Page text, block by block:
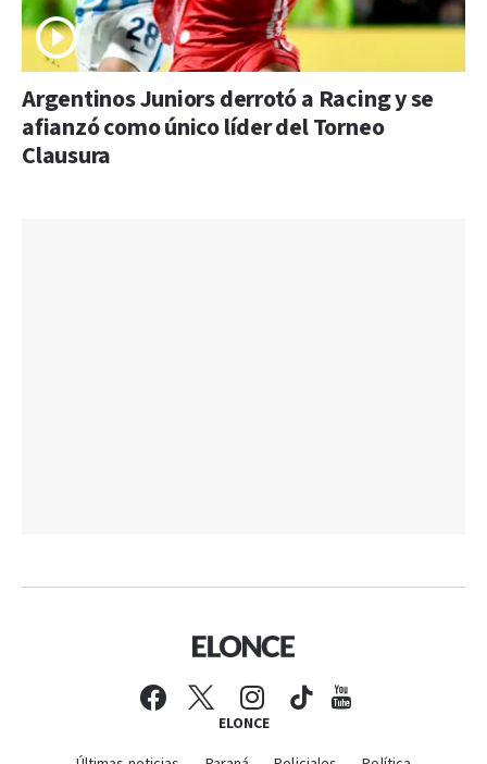
Argentinos Juniors derrotó a Racing y se
afianzó como único líder del Torneo
Clausura
ELONCE